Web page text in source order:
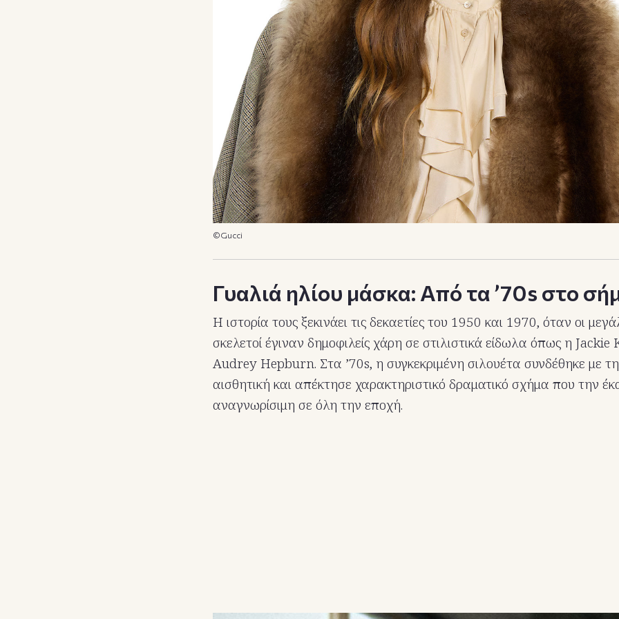
©Gucci
Γυαλιά ηλίου μάσκα: Από τα ’70s στο
Η ιστορία τους ξεκινάει τις δεκαετίες του 1950 και 1970, όταν οι
σκελετοί έγιναν δημοφιλείς χάρη σε στιλιστικά είδωλα όπως η
Audrey Hepburn. Στα ’70s, η συγκεκριμένη σιλουέτα συνδέθηκε με
αισθητική και απέκτησε χαρακτηριστικό δραματικό σχήμα που την
αναγνωρίσιμη σε όλη την εποχή.